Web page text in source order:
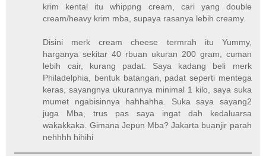
krim kental itu whippng cream, cari yang double
cream/heavy krim mba, supaya rasanya lebih creamy.
Disini merk cream cheese termrah itu Yummy,
harganya sekitar 40 rbuan ukuran 200 gram, cuman
lebih cair, kurang padat. Saya kadang beli merk
Philadelphia, bentuk batangan, padat seperti mentega
keras, sayangnya ukurannya minimal 1 kilo, saya suka
mumet ngabisinnya hahhahha. Suka saya sayang2
juga Mba, trus pas saya ingat dah kedaluarsa
wakakkaka. Gimana Jepun Mba? Jakarta buanjir parah
nehhhh hihihi